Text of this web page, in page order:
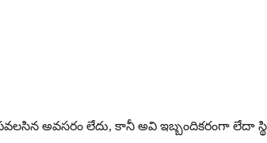
అవసరం లేదు, కానీ అవి ఇబ్బందికరంగా లేదా